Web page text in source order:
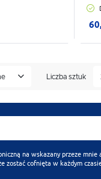
Liczba sztuk
na wskazany przeze
zostać cofnięta w każdym